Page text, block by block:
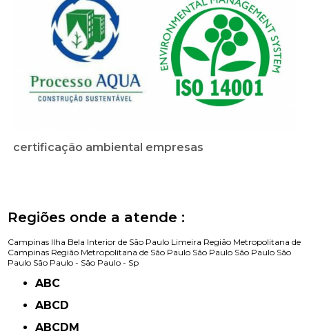
certificação ambiental empresas
Regiões onde a atende :
Campinas Ilha Bela Interior de São Paulo Limeira Região Metropolitana de
Campinas Região Metropolitana de São Paulo São Paulo São Paulo São
Paulo São Paulo - São Paulo - Sp
ABC
ABCD
ABCDM